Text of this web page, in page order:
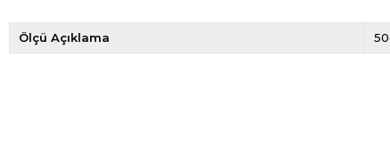
Ölçü Açıklama